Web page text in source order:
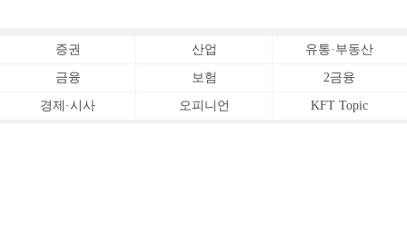
증권 산업 유통·부동산
금융 보험 2금융
경제·시사 오피니언 KFT Topic